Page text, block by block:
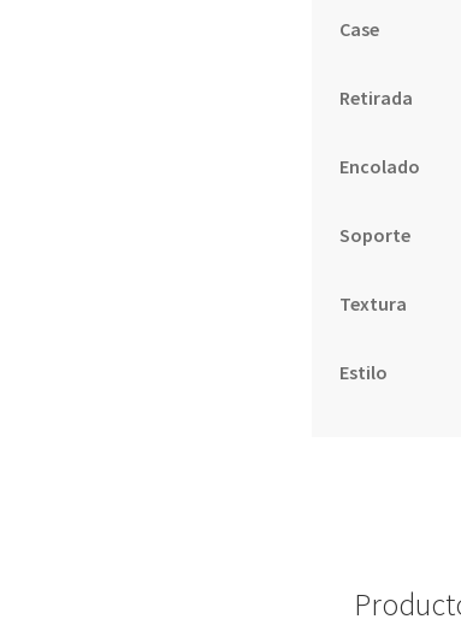
Case
Retirada
Encolado
Soporte
Textura
Estilo